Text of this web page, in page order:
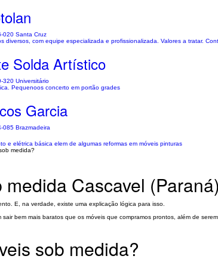
020 Santa Cruz
diversos, com equipe especializada e profissionalizada. Valores a tratar.
Solda Artístico
320 Universitário
Pequenoos concerto em portão grades
Garcia
085 Brazmadeira
e elétrica básica elem de algumas reformas em móveis pinturas
Cascavel (Paraná)
E, na verdade, existe uma explicação lógica para isso.
sair bem mais baratos que os móveis que compramos prontos, além de
sob medida?